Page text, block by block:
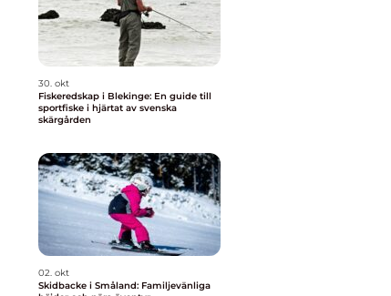
30. okt
Fiskeredskap i Blekinge: En guide till
sportfiske i hjärtat av svenska
skärgården
02. okt
Skidbacke i Småland: Familjevänliga